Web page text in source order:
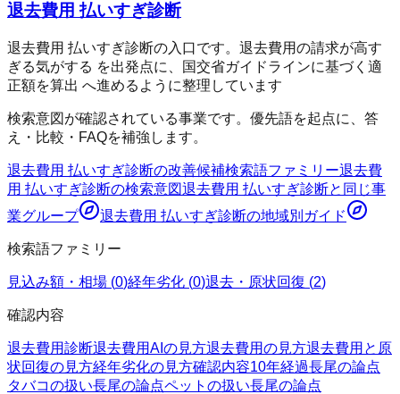
退去費用 払いすぎ診断
退去費用 払いすぎ診断の入口です。退去費用の請求が高す
ぎる気がする を出発点に、国交省ガイドラインに基づく適
正額を算出 へ進めるように整理しています
検索意図が確認されている事業です。優先語を起点に、答
え・比較・FAQを補強します。
退去費用 払いすぎ診断の改善候補検索語ファミリー退去費
用 払いすぎ診断の検索意図退去費用 払いすぎ診断と同じ事
業グループ
退去費用 払いすぎ診断の地域別ガイド
検索語ファミリー
見込み額・相場 (0)経年劣化 (0)退去・原状回復 (2)
確認内容
退去費用診断退去費用AIの見方退去費用の見方退去費用と原
状回復の見方経年劣化の見方確認内容10年経過長尾の論点
タバコの扱い長尾の論点ペットの扱い長尾の論点